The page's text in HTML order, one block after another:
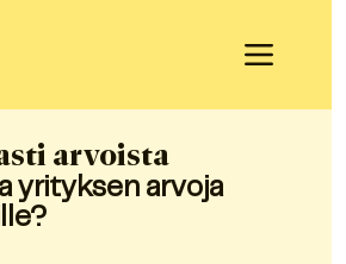
arvoista
yrityksen arvoja